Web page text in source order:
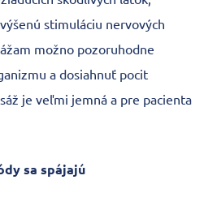
stimuláciu nervových
možno pozoruhodne
a dosiahnuť pocit
je veľmi jemná a pre pacienta
sa spájajú